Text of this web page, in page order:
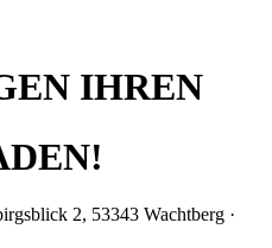
IHREN
2, 53343 Wachtberg ·